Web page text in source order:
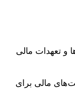
و تعهدات مالی
مالی برای